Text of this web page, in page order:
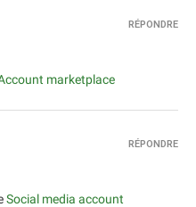
marketplace
RÉPONDRE
Social media account
RÉPONDRE